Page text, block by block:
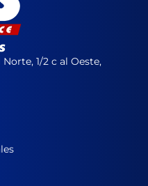
1/2 c al Oeste,